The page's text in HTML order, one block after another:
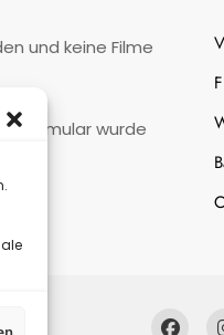
und keine Filme
wurde